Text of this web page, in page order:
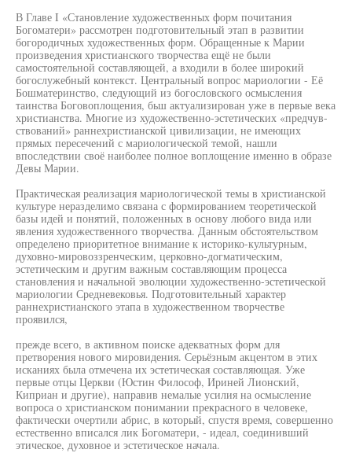
В Главе I «Становление художественных форм почитания
Богоматери» рассмотрен подготовительный этап в развитии
богородичных художественных форм. Обращенные к Марии
произведения христианского творчества ещё не были
самостоятельной составляющей, а входили в более широкий
богослужебный контекст. Центральный вопрос мариологии - Её
Бошматеринство, следующий из богословского осмысления
таинства Боговоплощения, бьш актуализирован уже в первые века
христианства. Многие из художественно-эстетических «предчув-
ствований» раннехристианской цивилизации, не имеющих
прямых пересечений с мариологической темой, нашли
впоследствии своё наиболее полное воплощение именно в образе
Девы Марии.
Практическая реализация мариологической темы в христианской
культуре неразделимо связана с формированием теоретической
базы идей и понятий, положенных в основу любого вида или
явления художественного творчества. Данным обстоятельством
определено приоритетное внимание к историко-культурным,
духовно-мировоззренческим, церковно-догматическим,
эстетическим и другим важным составляющим процесса
становления и начальной эволюции художественно-эстетической
мариологии Средневековья. Подготовительный характер
раннехристианского этапа в художественном творчестве
проявился,
прежде всего, в активном поиске адекватных форм для
претворения нового мировидения. Серьёзным акцентом в этих
исканиях была отмечена их эстетическая составляющая. Уже
первые отцы Церкви (Юстин Философ, Ириней Лионский,
Киприан и другие), направив немалые усилия на осмысление
вопроса о христианском понимании прекрасного в человеке,
фактически очертили абрис, в который, спустя время, совершенно
естественно вписался лик Богоматери, - идеал, соединивший
этическое, духовное и эстетическое начала.